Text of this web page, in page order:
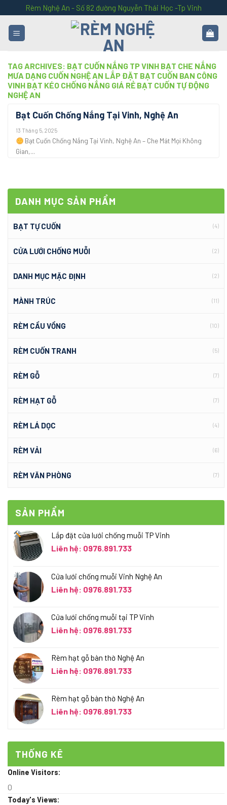
to
content
Rèm Nghệ An - Số 82 đường Nguyễn Thái Học -Tp Vinh
TAG ARCHIVES: BẠT CUỐN NẮNG TP VINH BẠT CHE NẮNG
MƯA DẠNG CUỐN NGHỆ AN LẮP ĐẶT BẠT CUỐN BAN CÔNG
VINH BẠT KÉO CHỐNG NẮNG GIÁ RẺ BẠT CUỐN TỰ ĐỘNG
NGHỆ AN
DANH MỤC SẢN PHẨM
BẠT TỰ CUỐN (4)
CỬA LƯỚI CHỐNG MUỖI (2)
DANH MỤC MẶC ĐỊNH (2)
MÀNH TRÚC (11)
RÈM CẦU VỒNG (10)
RÈM CUỐN TRANH (5)
RÈM GỖ (7)
RÈM HẠT GỖ (7)
RÈM LÁ DỌC (4)
RÈM VẢI (6)
RÈM VĂN PHÒNG (7)
SẢN PHẨM
Lắp đặt cửa lưới chống muỗi TP Vinh
Liên hệ: 0976.891.733
Cửa lưới chống muỗi Vinh Nghệ An
Liên hệ: 0976.891.733
Cửa lưới chống muỗi tại TP Vinh
Liên hệ: 0976.891.733
Rèm hạt gỗ bàn thờ Nghệ An
Liên hệ: 0976.891.733
Rèm hạt gỗ bàn thờ Nghệ An
Liên hệ: 0976.891.733
THỐNG KÊ
Online Visitors:
0
Today's Views:
Bạt Cuốn Chống Nắng Tại Vinh, Nghệ An
13 Tháng 5, 2025
Bạt Cuốn Chống Nắng Tại Vinh, Nghệ An – Che Mát Mọi Không
Gian,...